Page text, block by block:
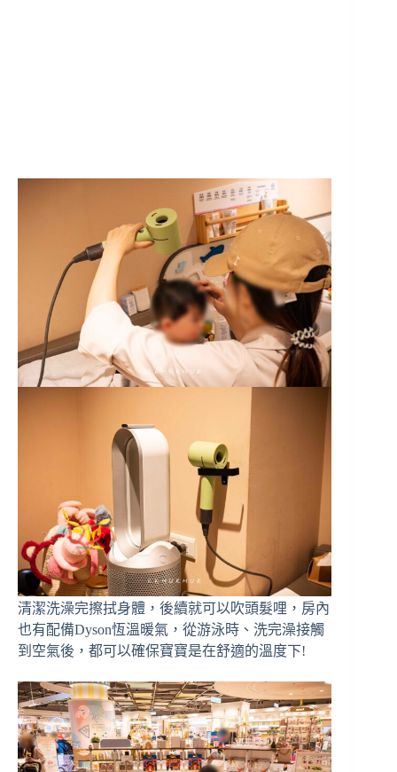
清潔洗澡完擦拭身體，後續就可以吹頭髮哩，房內
也有配備Dyson恆溫暖氣，從游泳時、洗完澡接觸
到空氣後，都可以確保寶寶是在舒適的溫度下!